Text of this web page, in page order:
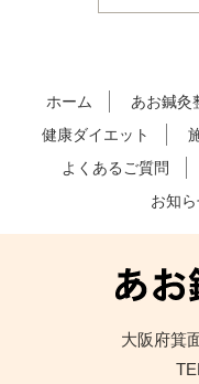
ホーム あお鍼灸
健康ダイエット
よくあるご質問
お知
大阪府箕